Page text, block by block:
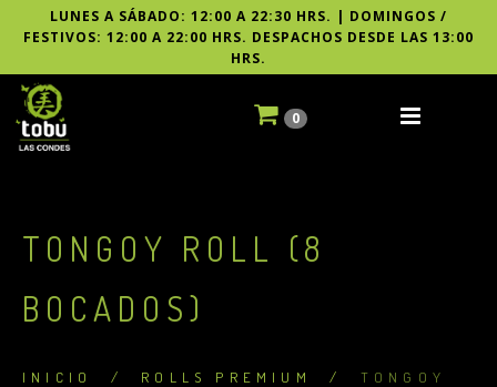
LUNES A SÁBADO: 12:00 A 22:30 HRS. | DOMINGOS /
FESTIVOS: 12:00 A 22:00 HRS. DESPACHOS DESDE LAS 13:00
HRS.
0
TONGOY ROLL (8
BOCADOS)
INICIO / ROLLS PREMIUM / TONGOY